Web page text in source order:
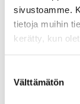
sivustoamme.
tietoja muihin
kerätty, kun
valinta
Välttämätön